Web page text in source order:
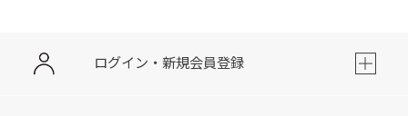
ログイン・新規会員登録